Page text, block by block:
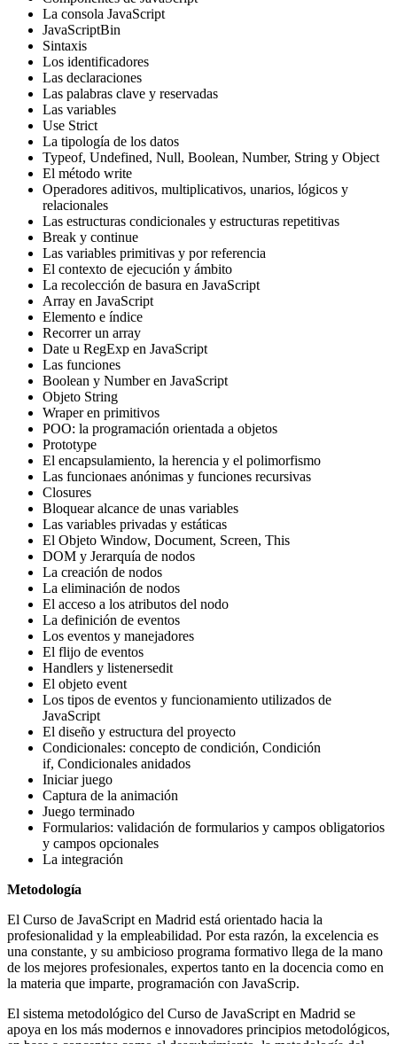
La consola JavaScript
JavaScriptBin
Sintaxis
Los identificadores
Las declaraciones
Las palabras clave y reservadas
Las variables
Use Strict
La tipología de los datos
Typeof, Undefined, Null, Boolean, Number, String y Object
El método write
Operadores aditivos, multiplicativos, unarios, lógicos y
relacionales
Las estructuras condicionales y estructuras repetitivas
Break y continue
Las variables primitivas y por referencia
El contexto de ejecución y ámbito
La recolección de basura en JavaScript
Array en JavaScript
Elemento e índice
Recorrer un array
Date u RegExp en JavaScript
Las funciones
Boolean y Number en JavaScript
Objeto String
Wraper en primitivos
POO: la programación orientada a objetos
Prototype
El encapsulamiento, la herencia y el polimorfismo
Las funcionaes anónimas y funciones recursivas
Closures
Bloquear alcance de unas variables
Las variables privadas y estáticas
El Objeto Window, Document, Screen, This
DOM y Jerarquía de nodos
La creación de nodos
La eliminación de nodos
El acceso a los atributos del nodo
La definición de eventos
Los eventos y manejadores
El flijo de eventos
Handlers y listenersedit
El objeto event
Los tipos de eventos y funcionamiento utilizados de
JavaScript
El diseño y estructura del proyecto
Condicionales: concepto de condición, Condición
if, Condicionales anidados
Iniciar juego
Captura de la animación
Juego terminado
Formularios: validación de formularios y campos obligatorios
y campos opcionales
La integración
Metodología
El Curso de JavaScript en Madrid está orientado hacia la
profesionalidad y la empleabilidad. Por esta razón, la excelencia es
una constante, y su ambicioso programa formativo llega de la mano
de los mejores profesionales, expertos tanto en la docencia como en
la materia que imparte, programación con JavaScrip.
El sistema metodológico del Curso de JavaScript en Madrid se
apoya en los más modernos e innovadores principios metodológicos,